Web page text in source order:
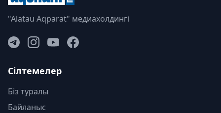
"Alatau Aqparat" медиахолдингі
Сілтемелер
Біз туралы
Байланыс